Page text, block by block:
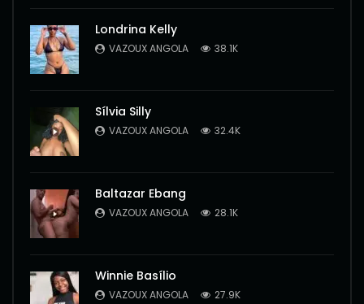
Londrina Kelly
VAZOUX ANGOLA 38.1K
Sílvia Silly
VAZOUX ANGOLA 32.4K
Baltazar Ebang
VAZOUX ANGOLA 28.1K
Winnie Basílio
VAZOUX ANGOLA 27.9K